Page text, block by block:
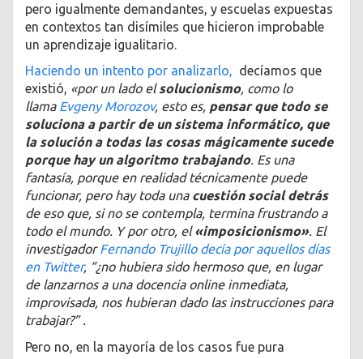
pero igualmente demandantes, y escuelas expuestas
en contextos tan disímiles que hicieron improbable
un aprendizaje igualitario.
Haciendo un intento por analizarlo, decíamos que
existió, «por un lado elsolucionismo, como lo
llama Evgeny Morozov, esto es, pensar que todo se
soluciona a partir de un sistema informático, que
la solución a todas las cosas mágicamente sucede
porque hay un algoritmo trabajando. Es una
fantasía, porque en realidad técnicamente puede
funcionar, pero hay toda una cuestión social detrás
de eso que, si no se contempla, termina frustrando a
todo el mundo. Y por otro, el«imposicionismo». El
investigadorFernando Trujillo decía por aquellos días
en Twitter, “¿no hubiera sido hermoso que, en lugar
de lanzarnos a una docencia online inmediata,
improvisada, nos hubieran dado las instrucciones para
trabajar?” .
Pero no, en la mayoría de los casos fue pura